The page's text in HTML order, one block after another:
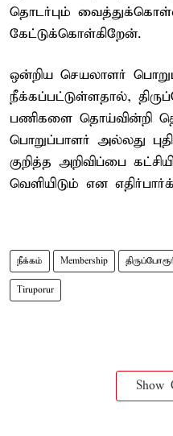
தொடர்பும்
கேட்டுக்கொள்கிறேன்.
ஒன்றிய செயலாளர்
நீக்கப்பட்டுள்ளதால்,
பணிகளை தொய்வின்றி
பொறுப்பாளர் அல்லது
குறித்த அறிவிப்பை
வெளியிடும் என
நீக்கம் Membership
Tiruporur
Show